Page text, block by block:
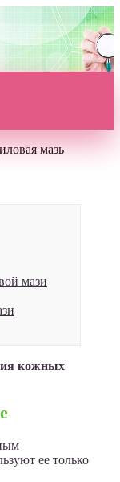
мазь
мази
кожных
ее только